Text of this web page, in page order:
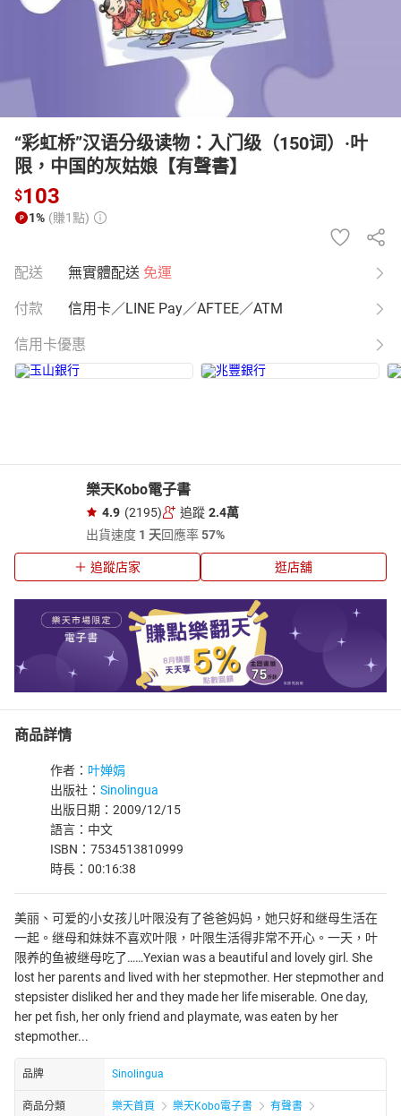
“彩虹桥”汉语分级读物：入门级（150词）·叶
限，中国的灰姑娘【有聲書】
$103
1% (賺1點)
配送 無實體配送 免運
付款 信用卡／LINE Pay／AFTEE／ATM
信用卡優惠
樂天Kobo電子書
4.9 (2195) 追蹤 2.4萬
出貨速度 1 天回應率57%
追蹤店家 逛店舖
商品詳情
作者： 叶婵娟
出版社： Sinolingua
出版日期：2009/12/15
語言：中文
ISBN：7534513810999
時長：00:16:38
美丽、可爱的小女孩儿叶限没有了爸爸妈妈，她只好和继母生活在
一起。继母和妹妹不喜欢叶限，叶限生活得非常不开心。一天，叶
限养的鱼被继母吃了……Yexian was a beautiful and lovely girl. She
lost her parents and lived with her stepmother. Her stepmother and
stepsister disliked her and they made her life miserable. One day,
her pet fish, her only friend and playmate, was eaten by her
stepmother...
品牌 Sinolingua
商品分類 樂天首頁 樂天Kobo電子書 有聲書